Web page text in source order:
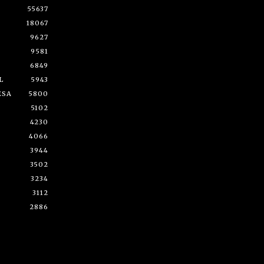
55637
18067
9627
9581
6849
5943
5800
5102
4230
4066
3944
3502
3234
3112
2886